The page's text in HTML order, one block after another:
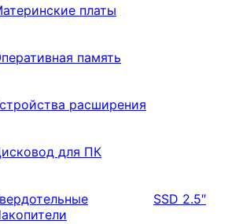
платы
память
расширения
для ПК
SSD 2.5″